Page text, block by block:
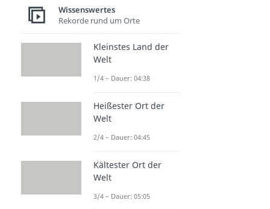
Wissenswertes
Rekorde rund um Orte
Kleinstes Land der
Welt
1/4 – Dauer: 04:38
Heißester Ort der
Welt
2/4 – Dauer: 04:45
Kältester Ort der
Welt
3/4 – Dauer: 05:05